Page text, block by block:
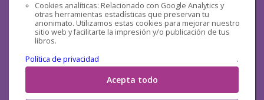
Cookies analíticas: Relacionado con Google Analytics y
otras herramientas estadísticas que preservan tu
anonimato. Utilizamos estas cookies para mejorar nuestro
sitio web y facilitarte la impresión y/o publicación de tus
libros.
Política de privacidad
.
Acepta todo
Redes sociales